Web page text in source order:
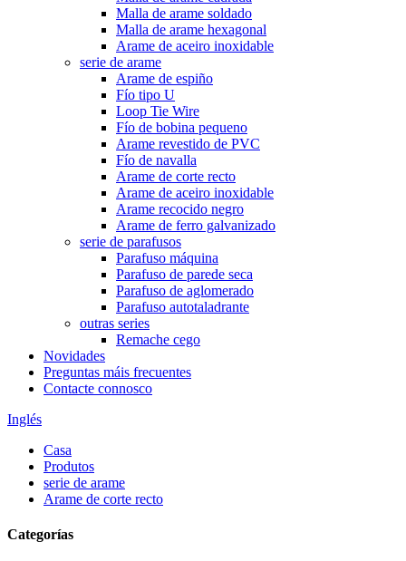
Malla de arame soldado
Malla de arame hexagonal
Arame de aceiro inoxidable
serie de arame
Arame de espiño
Fío tipo U
Loop Tie Wire
Fío de bobina pequeno
Arame revestido de PVC
Fío de navalla
Arame de corte recto
Arame de aceiro inoxidable
Arame recocido negro
Arame de ferro galvanizado
serie de parafusos
Parafuso máquina
Parafuso de parede seca
Parafuso de aglomerado
Parafuso autotaladrante
outras series
Remache cego
Novidades
Preguntas máis frecuentes
Contacte connosco
Inglés
Casa
Produtos
serie de arame
Arame de corte recto
Categorías